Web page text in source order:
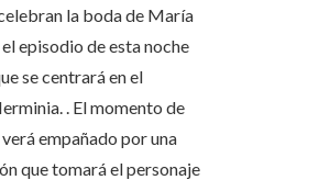
la boda de María
episodio de esta noche
se centrará en el
. El momento de
empañado por una
que tomará el personaje